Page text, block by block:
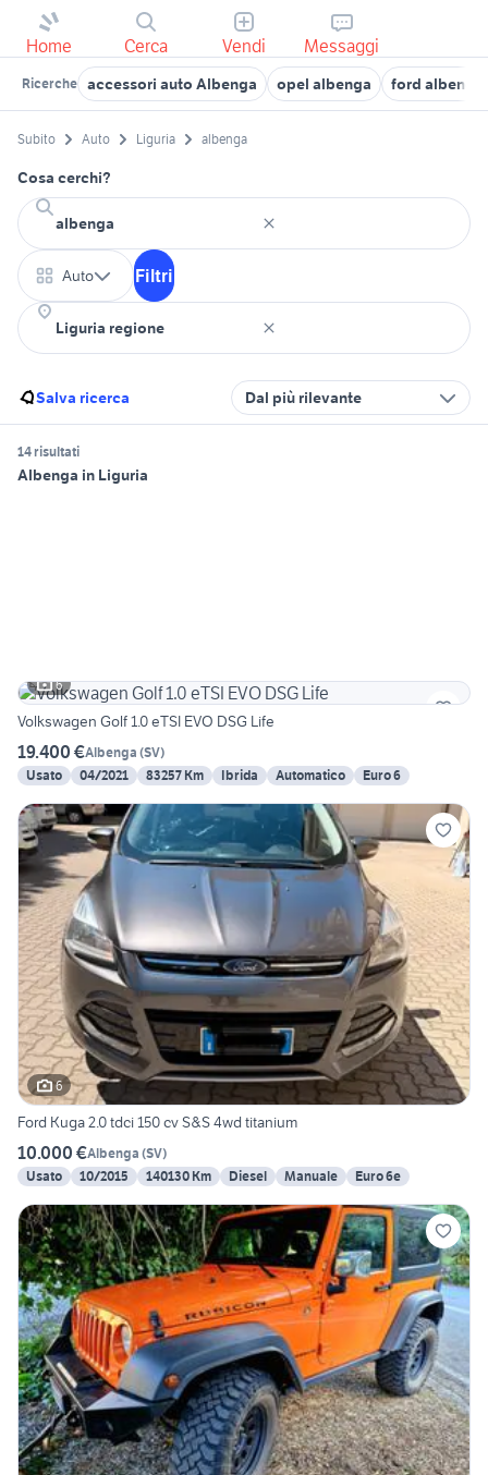
Home Cerca Vendi Messaggi
Ricerche accessori auto Albenga opel albenga ford albenga
Subito Auto Liguria albenga
Cosa cerchi?
Auto Filtri
Salva ricerca Dal più rilevante
14 risultati
Albenga in Liguria
6
Volkswagen Golf 1.0 eTSI EVO DSG Life
19.400 €Albenga (SV)
Usato
04/2021 83257 Km Ibrida Automatico Euro 6
6
Ford Kuga 2.0 tdci 150 cv S&S 4wd titanium
10.000 €Albenga (SV)
Usato
10/2015 140130 Km Diesel Manuale Euro 6e